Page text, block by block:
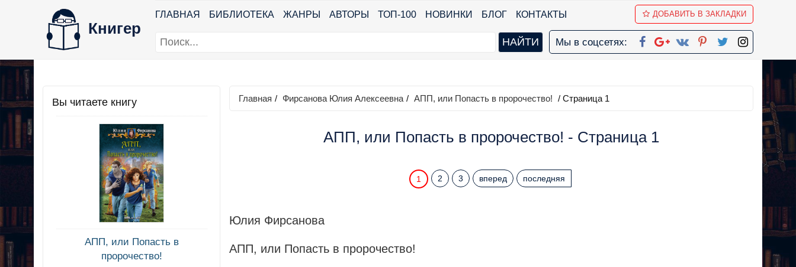
Книгер
ГЛАВНАЯ БИБЛИОТЕКА ЖАНРЫ АВТОРЫ ТОП-100 НОВИНКИ БЛОГ КОНТАКТЫ ДОБАВИТЬ В ЗАКЛАДКИ
Мы в соцсетях:
Вы читаете книгу
АПП, или Попасть в
пророчество!
Главная / Фирсанова Юлия Алексеевна / АПП, или Попасть в пророчество! / Страница 1
АПП, или Попасть в пророчество! - Страница 1
1 2 3 вперед последняя
Юлия Фирсанова
АПП, или Попасть в пророчество!